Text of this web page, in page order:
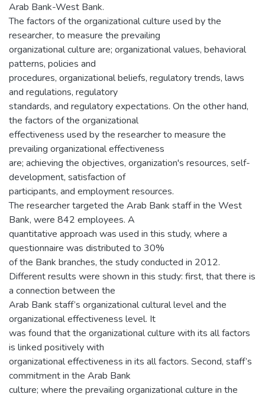
Arab Bank-West Bank.
The factors of the organizational culture used by the
researcher, to measure the prevailing
organizational culture are; organizational values, behavioral
patterns, policies and
procedures, organizational beliefs, regulatory trends, laws
and regulations, regulatory
standards, and regulatory expectations. On the other hand,
the factors of the organizational
effectiveness used by the researcher to measure the
prevailing organizational effectiveness
are; achieving the objectives, organization's resources, self-
development, satisfaction of
participants, and employment resources.
The researcher targeted the Arab Bank staff in the West
Bank, were 842 employees. A
quantitative approach was used in this study, where a
questionnaire was distributed to 30%
of the Bank branches, the study conducted in 2012.
Different results were shown in this study: first, that there is
a connection between the
Arab Bank staff’s organizational cultural level and the
organizational effectiveness level. It
was found that the organizational culture with its all factors
is linked positively with
organizational effectiveness in its all factors. Second, staff’s
commitment in the Arab Bank
culture; where the prevailing organizational culture in the